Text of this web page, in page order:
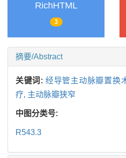
RichHTML
3
摘要/Abstract
关键词: 经导管主动脉瓣置换
疗, 主动脉瓣狭窄
中图分类号:
R543.3